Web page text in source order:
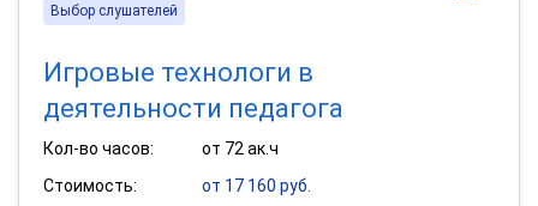
Выбор слушателей
Игровые технологи в
деятельности педагога
Кол-во часов:
от 72 ак.ч
Стоимость:
от 17 160 руб.